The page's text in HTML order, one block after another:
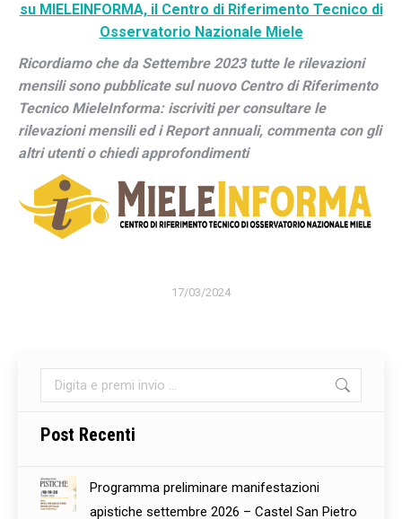
su MIELEINFORMA, il Centro di Riferimento Tecnico di
Osservatorio Nazionale Miele
Ricordiamo che da Settembre 2023 tutte le rilevazioni
mensili sono pubblicate sul nuovo Centro di Riferimento
Tecnico MieleInforma: iscriviti per consultare le
rilevazioni mensili ed i Report annuali, commenta con gli
altri utenti o chiedi approfondimenti
17/03/2024
Cerca:
Post Recenti
Programma preliminare manifestazioni
apistiche settembre 2026 – Castel San Pietro